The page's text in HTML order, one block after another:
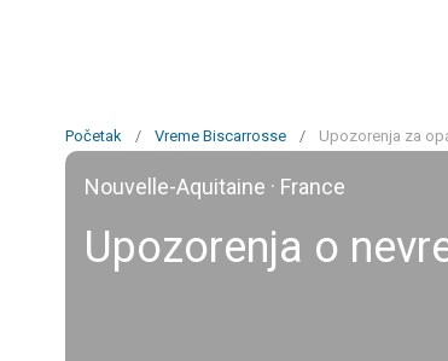
Početak / Vreme Biscarrosse / Upozorenja za
Nouvelle-Aquitaine · France
Upozorenja o